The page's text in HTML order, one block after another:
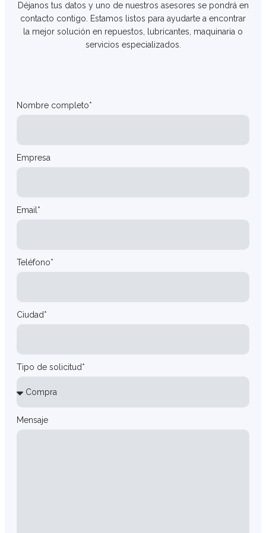
Déjanos tus datos y uno de nuestros asesores se pondrá en
contacto contigo. Estamos listos para ayudarte a encontrar
la mejor solución en repuestos, lubricantes, maquinaria o
servicios especializados.
Nombre completo*
Empresa
Email*
Teléfono*
Ciudad*
Tipo de solicitud*
Mensaje